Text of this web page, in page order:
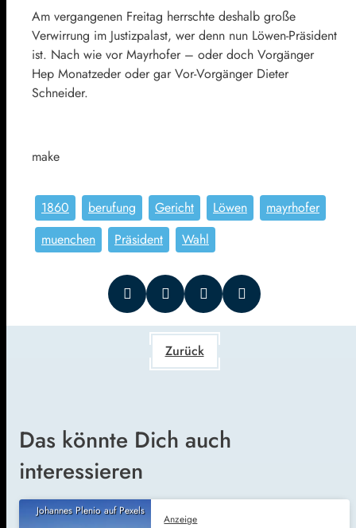
Am vergangenen Freitag herrschte deshalb große
Verwirrung im Justizpalast, wer denn nun Löwen-Präsident
ist. Nach wie vor Mayrhofer – oder doch Vorgänger
Hep Monatzeder oder gar Vor-Vorgänger Dieter
Schneider.
make
1860 berufung Gericht Löwen
mayrhofer
muenchen
Präsident Wahl
Zurück
Das könnte Dich auch
interessieren
Johannes Plenio auf Pexels
Anzeige